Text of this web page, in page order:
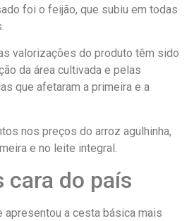
foi o feijão, que subiu em todas
valorizações do produto têm sido
da área cultivada e pelas
que afetaram a primeira e a
nos preços do arroz agulhinha,
e no leite integral.
cara do país
apresentou a cesta básica mais